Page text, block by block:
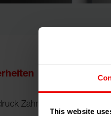
This website
Zahnradpumpe erhältlich